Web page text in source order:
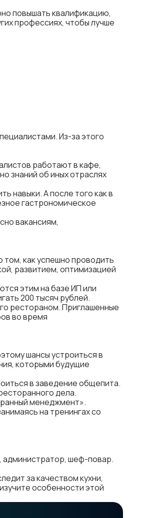
повышать квалификацию,
профессиях, чтобы лучше
Из-за этого
работают в кафе,
знаний об иных отраслях
навыки. А после того как в
гастрономическое
вакансиям,
как успешно проводить
развитием, оптимизацией
этим на базе ИП или
200 тысяч рублей.
рестораном. Приглашенные
во время
шансы устроиться в
которыми будущие
в заведение общепита.
дела.
менеджмент».
на тренингах со
шеф-повар.
за качеством кухни,
особенности этой